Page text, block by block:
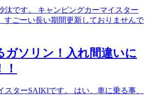
汰です。 キャンピングカーマイスター
すごーい長い期間更新しておりませんで
ガソリン！入れ間違いに
スターSAIKIです。 はい、車に乗る事、